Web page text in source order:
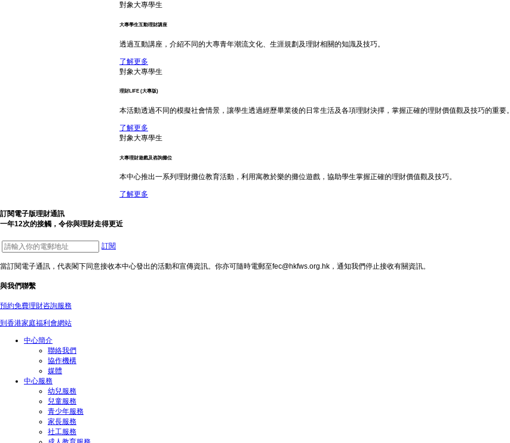
對象大專學生
大專學生互動理財講座
透過互動講座，介紹不同的大專青年潮流文化、生涯規劃及理財相關的知識及技巧。
了解更多
對象大專學生
理財LIFE (大專版)
本活動透過不同的模擬社會情景，讓學生透過經歷畢業後的日常生活及各項理財決擇，掌握正確的理財價值觀及技巧的重要。
了解更多
對象大專學生
大專理財遊戲及咨詢攤位
本中心推出一系列理財攤位教育活動，利用寓教於樂的攤位遊戲，協助學生掌握正確的理財價值觀及技巧。
了解更多
訂閱電子版理財通訊
一年12次的接觸，令你與理財走得更近
訂閱
當訂閱電子通訊，代表閣下同意接收本中心發出的活動和宣傳資訊。你亦可隨時電郵至fec@hkfws.org.hk，通知我們停止接收有關資訊。
與我們聯繫
預約免費理財咨詢服務
到香港家庭福利會網站
中心簡介
聯絡我們
協作機構
媒體
中心服務
幼兒服務
兒童服務
青少年服務
家長服務
社工服務